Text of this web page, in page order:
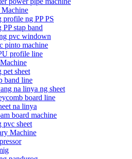
profile ng PP PS
stap band
pvc windown
pinto machine
profile line
pet sheet
band line
na linya ng sheet
board line
na linya
board machine
pvc sheet
Machine